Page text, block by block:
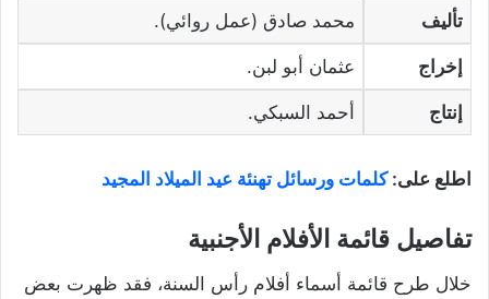
تأليف محمد صادق (عمل روائي).
إخراج عثمان أبو لبن.
إنتاج أحمد السبكي.
اطلع على:كلمات ورسائل تهنئة عيد الميلاد المجيد
تفاصيل قائمة الأفلام الأجنبية
خلال طرح قائمة أسماء أفلام رأس السنة، فقد ظهرت بعض